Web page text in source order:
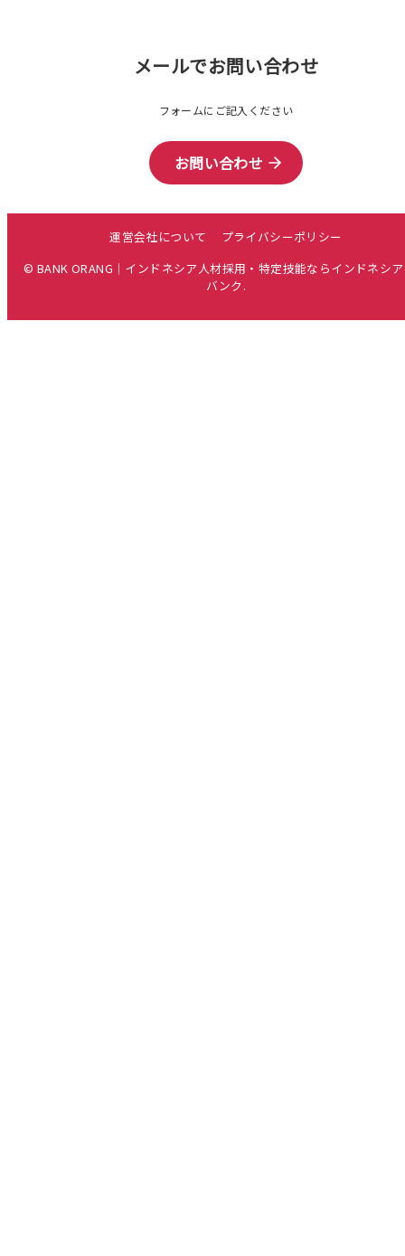
メールでお問い合わせ
フォームにご記入ください
お問い合わせ
運営会社について
プライバシーポリシー
© BANK ORANG｜インドネシア人材採用・特定技能ならインドネシ
バンク.